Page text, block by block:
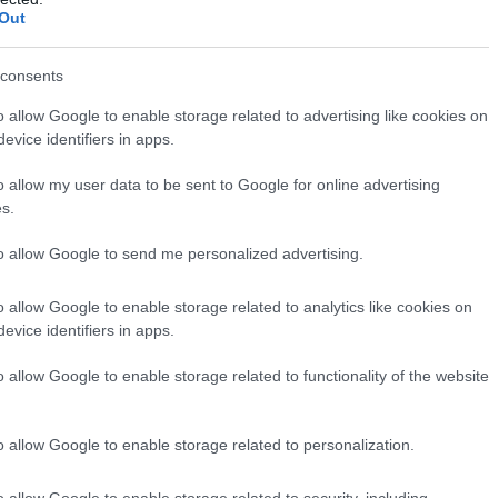
allow Google to enable storage related to advertising like cookies on
identifiers in apps.
allow my user data to be sent to Google for online advertising
allow Google to send me personalized advertising.
allow Google to enable storage related to analytics like cookies on
identifiers in apps.
allow Google to enable storage related to functionality of the website
allow Google to enable storage related to personalization.
“Foto maschera artigianale-autoprodotta
2ª A della Scuola Primaria, grazie allafoto
“Opere d’arte in classe 2ª A”.